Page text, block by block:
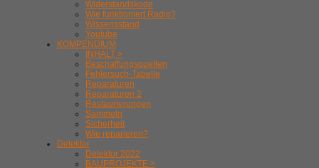
Widerstandskode
Wie funktioniert Radio?
Wissensstand
Youtube
KOMPENDIUM
INHALT >
Beschaffungsquellen
Fehlersuch-Tabelle
Reparaturen
Reparaturen 2
Restaurierungen
Sammeln
Sicherheit
Wie reparieren?
Detektor
Detektor 2022
BAUPROJEKTE >